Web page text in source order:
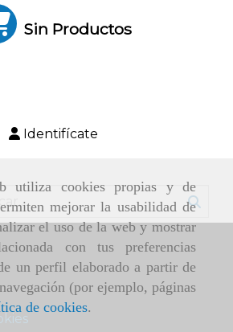
utiliza cookies propias y de
mejorar la usabilidad de
el uso de la web y mostrar
con tus preferencias
un perfil elaborado a partir de
(por ejemplo, páginas
de cookies.
Sin Productos
Identifícate